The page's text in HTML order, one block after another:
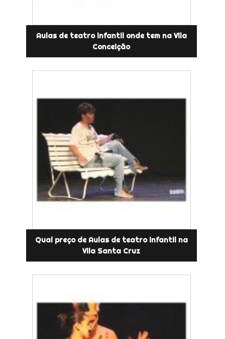
Aulas de teatro infantil onde tem na Vila
Conceição
Qual preço de Aulas de teatro infantil na
Vila Santa Cruz